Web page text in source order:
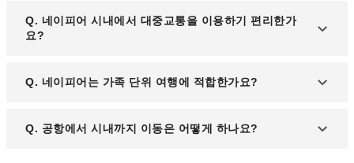
A. 현지 와이너리 또는 온라인 여행 사이트를 통해 예
약할 수 있으며, 반나절 또는 하루 코스로 진행됩니
Q. 네이피어 시내에서 대중교통을 이용하기 편리한가
요?
A. 주요 지역 간 로컬 버스 노선이 있으며, 짧은 거리
Q. 네이피어는 가족 단위 여행에 적합한가요?
A. 해양 박물관, 해변, 가족 친화적 레스토랑이 많아
Q. 공항에서 시내까지 이동은 어떻게 하나요?